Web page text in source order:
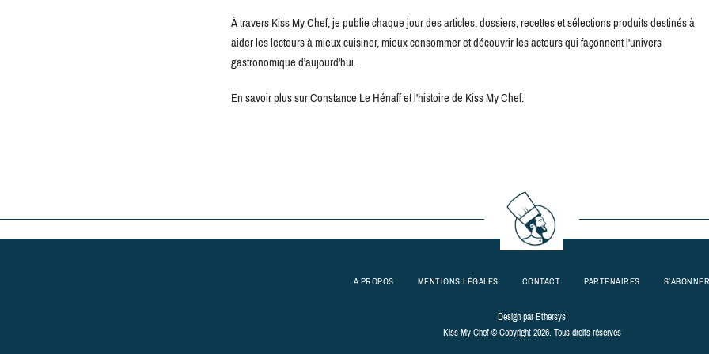
À travers Kiss My Chef, je publie chaque jour des articles, dossiers, recettes et sélections produits destinés à
aider les lecteurs à mieux cuisiner, mieux consommer et découvrir les acteurs qui façonnent l'univers
gastronomique d'aujourd'hui.
En savoir plus sur Constance Le Hénaff et l'histoire de Kiss My Chef.
A PROPOS MENTIONS LÉGALES CONTACT PARTENAIRES
Design parEthersys
Kiss My Chef © Copyright 2026. Tous droits réservés